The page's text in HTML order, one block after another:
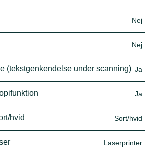
Nej
Nej
(tekstgenkendelse under scanning) Ja
Ja
hvid Sort/hvid
Laserprinter